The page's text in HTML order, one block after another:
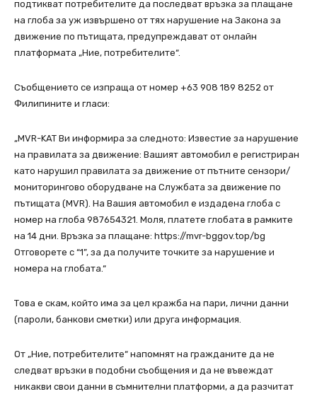
подтикват потребителите да последват връзка за плащане
на глоба за уж извършено от тях нарушение на Закона за
движение по пътищата, предупреждават от онлайн
платформата „Ние, потребителите“.
Съобщението се изпраща от номер +63 908 189 8252 от
Филипините и гласи:
„MVR-KAT Ви информира за следното: Известие за нарушение
на правилата за движение: Вашият автомобил е регистриран
като нарушил правилата за движение от пътните сензори/
мониторингово оборудване на Службата за движение по
пътищата (MVR). На Вашия автомобил е издадена глоба с
номер на глоба 987654321. Моля, платете глобата в рамките
на 14 дни. Връзка за плащане: https://mvr-bggov.top/bg
Отговорете с “1”, за да получите точките за нарушение и
номера на глобата.“
Това е скам, който има за цел кражба на пари, лични данни
(пароли, банкови сметки) или друга информация.
От „Ние, потребителите“ напомнят на гражданите да не
следват връзки в подобни съобщения и да не въвеждат
никакви свои данни в съмнителни платформи, а да разчитат